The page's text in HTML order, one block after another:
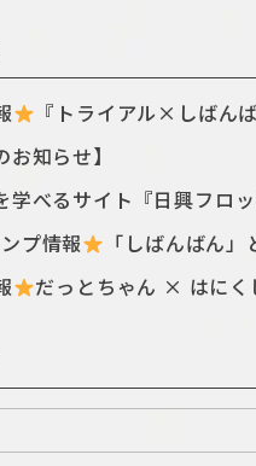
『トライアル×しばんばん』全国のトライアル店舗・ECサイトにてTシャツ新
お知らせ】
プ情報
「しばんばん」とLINEオープンチャットがコラボ
だっとちゃん × はにく